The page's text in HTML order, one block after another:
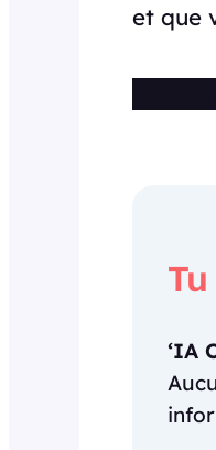
et que
‘IA